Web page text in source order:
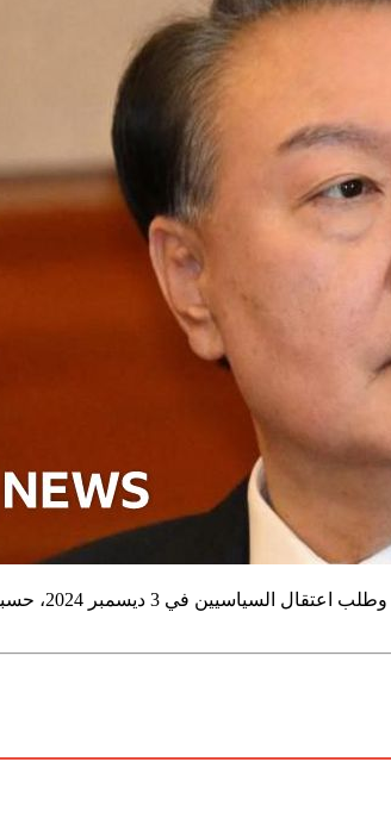
حاول يون